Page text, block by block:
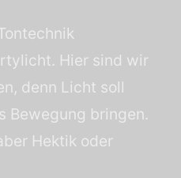
Hier sind wir
denn Licht soll
Bewegung bringen.
Hektik oder